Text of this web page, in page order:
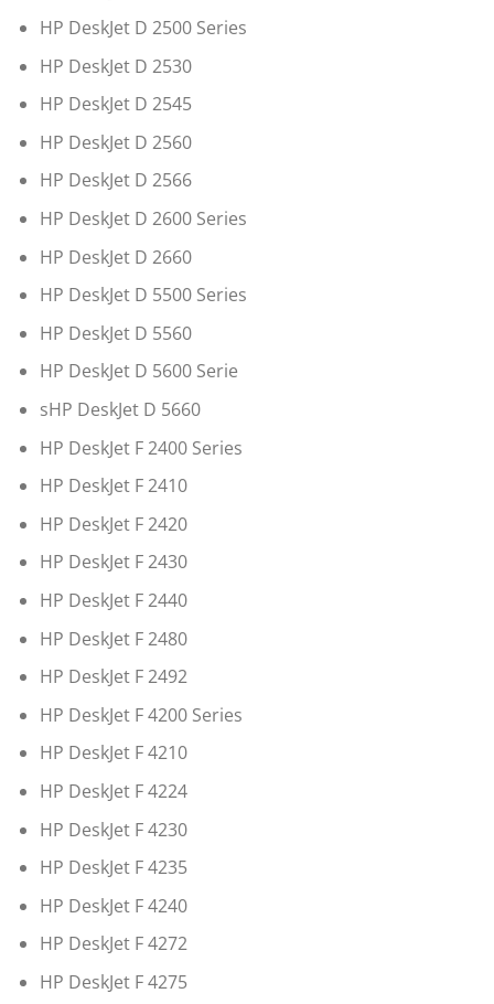
HP DeskJet D 2500 Series
HP DeskJet D 2530
HP DeskJet D 2545
HP DeskJet D 2560
HP DeskJet D 2566
HP DeskJet D 2600 Series
HP DeskJet D 2660
HP DeskJet D 5500 Series
HP DeskJet D 5560
HP DeskJet D 5600 Serie
sHP DeskJet D 5660
HP DeskJet F 2400 Series
HP DeskJet F 2410
HP DeskJet F 2420
HP DeskJet F 2430
HP DeskJet F 2440
HP DeskJet F 2480
HP DeskJet F 2492
HP DeskJet F 4200 Series
HP DeskJet F 4210
HP DeskJet F 4224
HP DeskJet F 4230
HP DeskJet F 4235
HP DeskJet F 4240
HP DeskJet F 4272
HP DeskJet F 4275